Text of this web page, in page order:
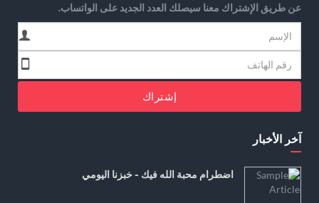
عن طريق الإشتراك معنا سيصلك العدد الجديد على الواتساب.
إشتراك
آخر الأخبار
اضطرام محبة الله فيك - خبزنا اليومي